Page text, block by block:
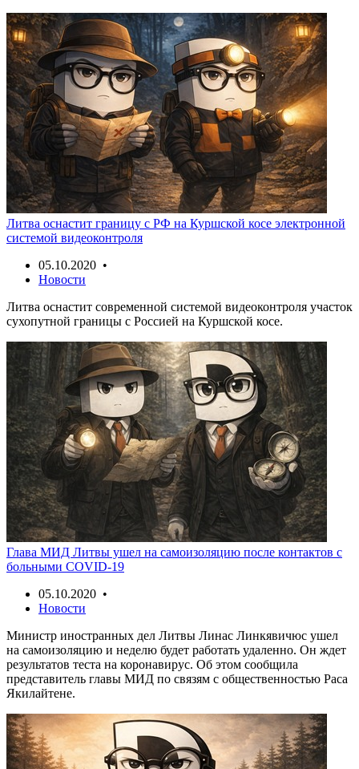
Литва оснастит границу с РФ на Куршской косе электронной
системой видеоконтроля
05.10.2020 •
Новости
Литва оснастит современной системой видеоконтроля участок
сухопутной границы с Россией на Куршской косе.
Глава МИД Литвы ушел на самоизоляцию после контактов с
больными COVID-19
05.10.2020 •
Новости
Министр иностранных дел Литвы Линас Линкявичюс ушел
на самоизоляцию и неделю будет работать удаленно. Он ждет
результатов теста на коронавирус. Об этом сообщила
представитель главы МИД по связям с общественностью Раса
Якилайтене.